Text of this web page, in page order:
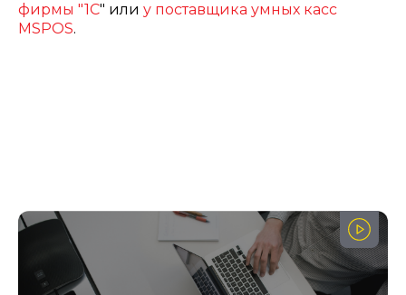
фирмы "1С" или у поставщика умных касс
MSPOS.